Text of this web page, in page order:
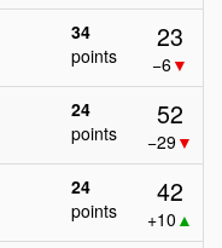
34
points
23
−6▼
24
points
52
−29▼
24
points
42
+10 ▲